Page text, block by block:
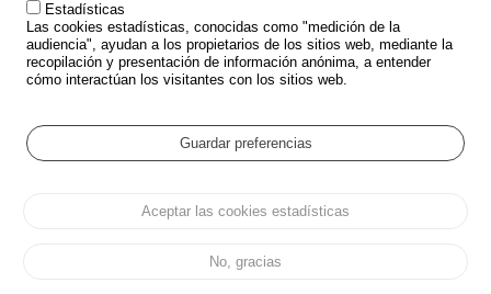
POLÍTICA DE SEGURIDAD VIAL
Outils
EVENTOS
GLOSARIO
Cookie settings
Protección de datos y CookiesAdministrar las cookies
Estadísticas
Las cookies estadísticas, conocidas como "medición de la
audiencia", ayudan a los propietarios de los sitios web, mediante la
recopilación y presentación de información anónima, a entender
cómo interactúan los visitantes con los sitios web.
Guardar preferencias
Aceptar las cookies estadísticas
No, gracias